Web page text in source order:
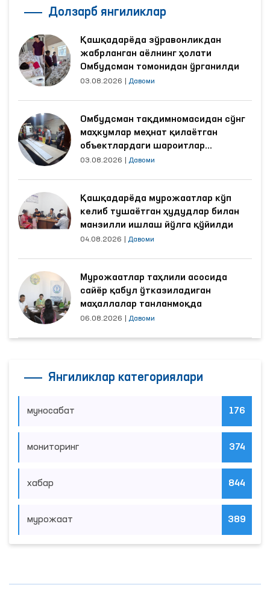
Долзарб янгиликлар
Қашқадарёда зўравонликдан
жабрланган аёлнинг ҳолати
Омбудсман томонидан ўрганилди
03.08.2026 Давоми
Омбудсман тақдимномасидан сўнг
маҳкумлар меҳнат қилаётган
объектлардаги шароитлар
яхшиланди
03.08.2026 Давоми
Қашқадарёда мурожаатлар кўп
келиб тушаётган ҳудудлар билан
манзилли ишлаш йўлга қўйилди
04.08.2026 Давоми
Мурожаатлар таҳлили асосида
сайёр қабул ўтказиладиган
маҳаллалар танланмоқда
06.08.2026 Давоми
Янгиликлар категориялари
муносабат 176
мониторинг 374
хабар 844
мурожаат 389